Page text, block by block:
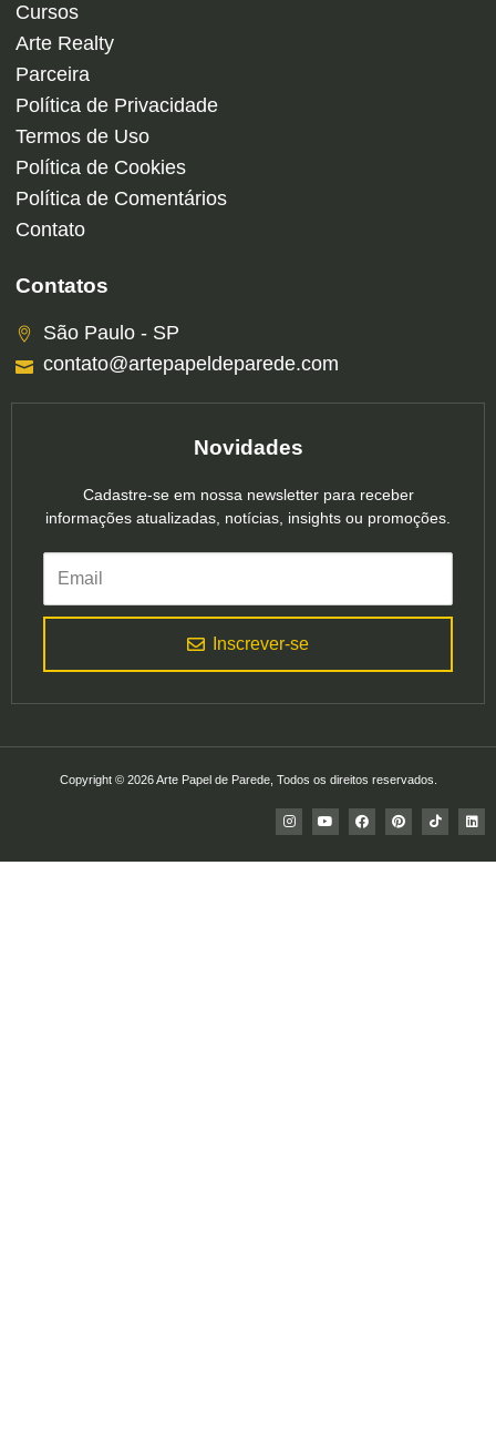
Cursos
Arte Realty
Parceira
Política de Privacidade
Termos de Uso
Política de Cookies
Política de Comentários
Contato
Contatos
São Paulo - SP
contato@artepapeldeparede.com
Novidades
Cadastre-se em nossa newsletter para receber
informações atualizadas, notícias, insights ou promoções.
Inscrever-se
Copyright © 2026 Arte Papel de Parede, Todos os direitos reservados.